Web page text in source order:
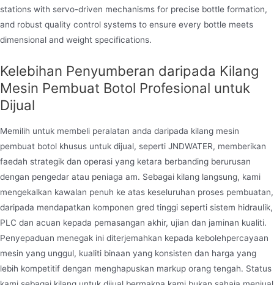
stations with servo-driven mechanisms for precise bottle formation,
and robust quality control systems to ensure every bottle meets
dimensional and weight specifications.
Kelebihan Penyumberan daripada Kilang
Mesin Pembuat Botol Profesional untuk
Dijual
Memilih untuk membeli peralatan anda daripada kilang mesin
pembuat botol khusus untuk dijual, seperti JNDWATER, memberikan
faedah strategik dan operasi yang ketara berbanding berurusan
dengan pengedar atau peniaga am. Sebagai kilang langsung, kami
mengekalkan kawalan penuh ke atas keseluruhan proses pembuatan,
daripada mendapatkan komponen gred tinggi seperti sistem hidraulik,
PLC dan acuan kepada pemasangan akhir, ujian dan jaminan kualiti.
Penyepaduan menegak ini diterjemahkan kepada kebolehpercayaan
mesin yang unggul, kualiti binaan yang konsisten dan harga yang
lebih kompetitif dengan menghapuskan markup orang tengah. Status